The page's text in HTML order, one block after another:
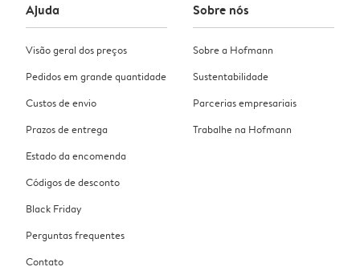
Ajuda
Visão geral dos preços
Pedidos em grande quantidade
Custos de envio
Prazos de entrega
Estado da encomenda
Códigos de desconto
Black Friday
Perguntas frequentes
Contato
Sobre nós
Sobre a Hofmann
Sustentabilidade
Parcerias empresariais
Trabalhe na Hofmann